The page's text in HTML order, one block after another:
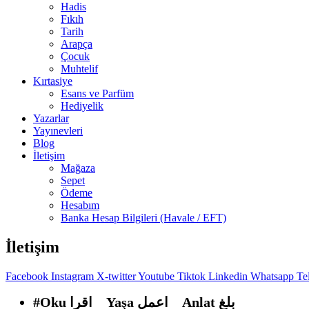
Hadis
Fıkıh
Tarih
Arapça
Çocuk
Muhtelif
Kırtasiye
Esans ve Parfüm
Hediyelik
Yazarlar
Yayınevleri
Blog
İletişim
Mağaza
Sepet
Ödeme
Hesabım
Banka Hesap Bilgileri (Havale / EFT)
İletişim
Facebook Instagram X-twitterYoutube Tiktok Linkedin Whatsapp
#Oku اقرا Yaşa اعمل Anlat بلغ